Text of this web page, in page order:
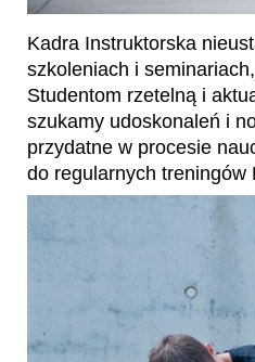
Kadra Instruktorska
szkoleniach i
Studentom rzetelną i
szukamy udoskonaleń i
przydatne w procesie
do regularnych treningów